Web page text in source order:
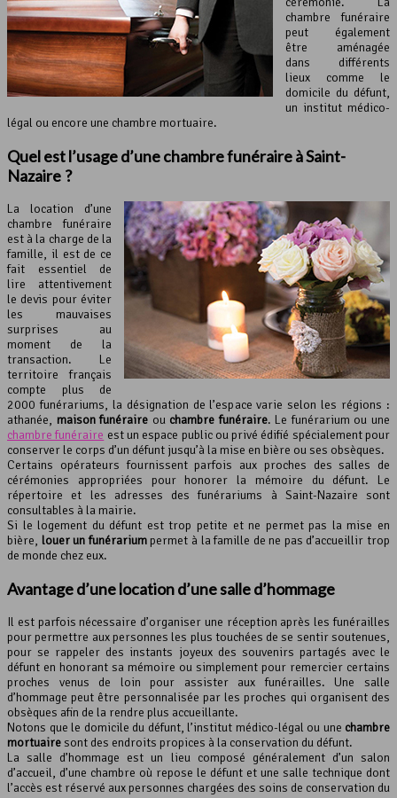
chambre funéraire
peut également
être aménagée
dans différents
lieux comme le
domicile du défunt,
un institut médico-
légal ou encore une chambre mortuaire.
Quel est l’usage d’unechambre funéraireà Saint-
Nazaire ?
La location d’une
chambre funéraire
est à la charge de la
famille, il est de ce
fait essentiel de
lire attentivement
le devis pour éviter
les mauvaises
surprises au
moment de la
transaction. Le
territoire français
compte plus de
2000 funérariums, la désignation de l’espace varie selon les régions :
athanée, maison funéraire ou chambre funéraire. Le funérarium ou une
chambre funéraire est un espace public ou privé édifié spécialement pour
conserver le corps d’un défunt jusqu’à la mise en bière ou ses obsèques.
Certains opérateurs fournissent parfois aux proches des salles de
cérémonies appropriées pour honorer la mémoire du défunt. Le
répertoire et les adresses des funérariums à Saint-Nazaire sont
consultables à la mairie.
Si le logement du défunt est trop petite et ne permet pas la mise en
bière, louer un funérariumpermet à la famille de ne pas d’accueillir trop
de monde chez eux.
Avantage d’une location d’unesalle d’hommage
Il est parfois nécessaire d’organiser une réception après les funérailles
pour permettre aux personnes les plus touchées de se sentir soutenues,
pour se rappeler des instants joyeux des souvenirs partagés avec le
défunt en honorant sa mémoire ou simplement pour remercier certains
proches venus de loin pour assister aux funérailles. Une salle
d’hommage peut être personnalisée par les proches qui organisent des
obsèques afin de la rendre plus accueillante.
Notons que le domicile du défunt, l’institut médico-légal ou une chambre
mortuaire sont des endroits propices à la conservation du défunt.
La salle d’hommage est un lieu composé généralement d’un salon
d’accueil, d’une chambre où repose le défunt et une salle technique dont
l’accès est réservé aux personnes chargées des soins de conservation du